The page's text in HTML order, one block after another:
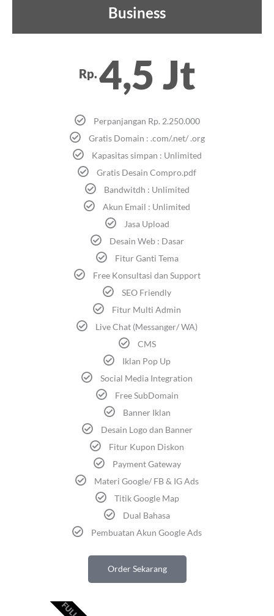
Business
Rp.4,5 Jt
Perpanjangan Rp. 2.250.000
Gratis Domain : .com/.net/ .org
Kapasitas simpan : Unlimited
Gratis Desain Compro.pdf
Bandwitdh : Unlimited
Akun Email : Unlimited
Jasa Upload
Desain Web : Dasar
Fitur Ganti Tema
Free Konsultasi dan Support
SEO Friendly
Fitur Multi Admin
Live Chat (Messanger/ WA)
CMS
Iklan Pop Up
Social Media Integration
Free SubDomain
Banner Iklan
Desain Logo dan Banner
Fitur Kupon Diskon
Payment Gateway
Materi Google/ FB & IG Ads
Titik Google Map
Dual Bahasa
Pembuatan Akun Google Ads
Order Sekarang